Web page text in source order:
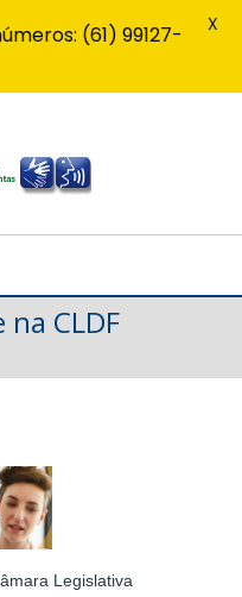
CLDF
Legislativa
(61) 99127-
X